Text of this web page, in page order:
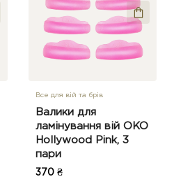
Все для вій та брів
Валики для
ламінування вій OKO
Hollywood Pink, 3
пари
370 ₴